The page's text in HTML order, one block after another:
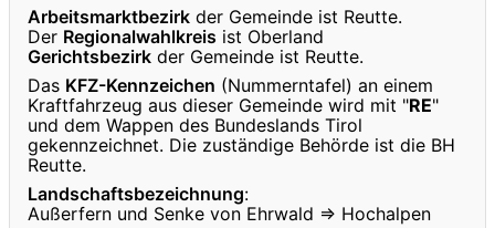
Arbeitsmarktbezirk der Gemeinde ist Reutte.
Der Regionalwahlkreis ist Oberland
Gerichtsbezirk der Gemeinde ist Reutte.
Das KFZ-Kennzeichen (Nummerntafel) an einem
Kraftfahrzeug aus dieser Gemeinde wird mit "RE"
und dem Wappen des Bundeslands Tirol
gekennzeichnet. Die zuständige Behörde ist die BH
Reutte.
Landschaftsbezeichnung:
Außerfern und Senke von Ehrwald ⇒ Hochalpen